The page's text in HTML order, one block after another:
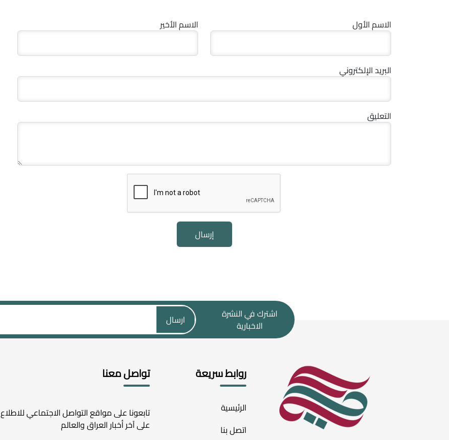
الاسم الأول الاسم الأخير
البريد الإلكتروني
التعليق
إرسال
اشترك في النشرة
الاخبارية
ارسال
روابط سريعة
الرئيسية
اتصل بنا
تواصل معنا
تابعونا على مواقع التواصل الاجتماعي للاطلاع
على آخر أخبار العراق والعالم